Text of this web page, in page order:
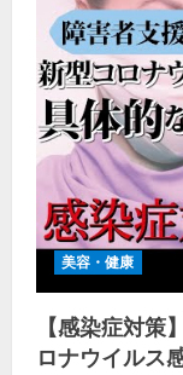
美容・健康
【感染症対
ロナウイルス